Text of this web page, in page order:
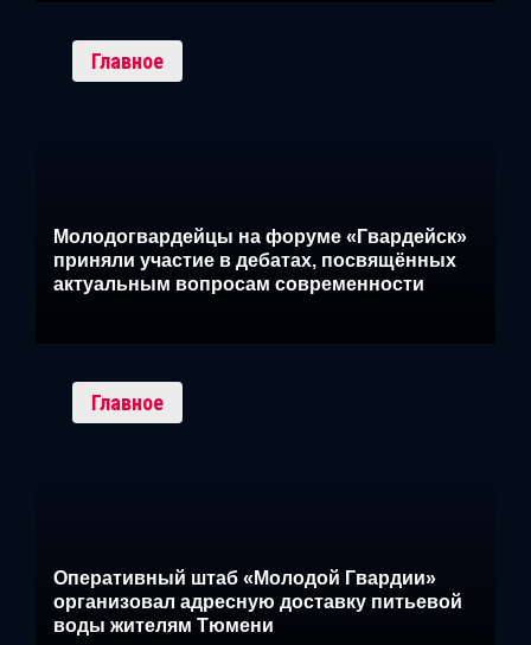
Главное
Молодогвардейцы на форуме «Гвардейск»
приняли участие в дебатах, посвящённых
актуальным вопросам современности
Главное
Оперативный штаб «Молодой Гвардии»
организовал адресную доставку питьевой
воды жителям Тюмени